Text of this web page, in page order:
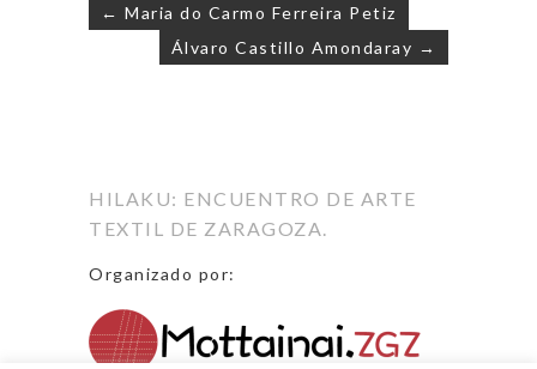
Navegación
← Maria do Carmo Ferreira Petiz
Álvaro Castillo Amondaray →
HILAKU: ENCUENTRO DE ARTE
TEXTIL DE ZARAGOZA.
Organizado por: